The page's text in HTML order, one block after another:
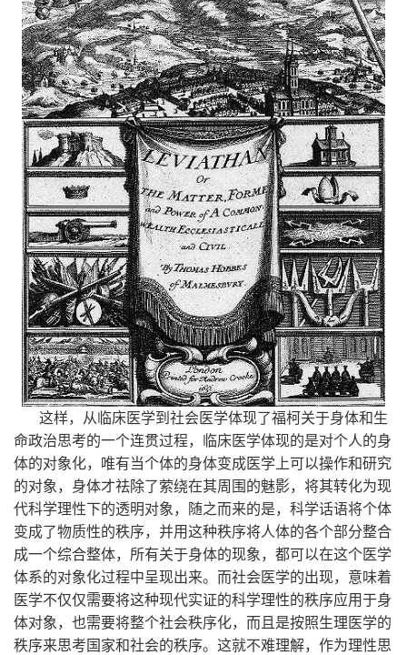
这样，从临床医学到社会医学体现了福柯关于身体和生
命政治思考的一个连贯过程，临床医学体现的是对个人的身
体的对象化，唯有当个体的身体变成医学上可以操作和研究
的对象，身体才祛除了萦绕在其周围的魅影，将其转化为现
代科学理性下的透明对象，随之而来的是，科学话语将个体
变成了物质性的秩序，并用这种秩序将人体的各个部分整合
成一个综合整体，所有关于身体的现象，都可以在这个医学
体系的对象化过程中呈现出来。而社会医学的出现，意味着
医学不仅仅需要将这种现代实证的科学理性的秩序应用于身
体对象，也需要将整个社会秩序化，而且是按照生理医学的
秩序来思考国家和社会的秩序。这就不难理解，作为理性思